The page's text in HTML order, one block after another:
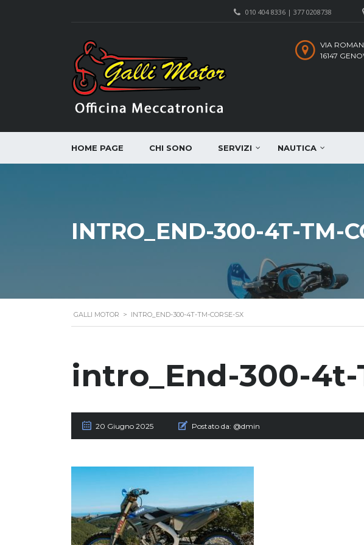
010 404 8336 | 377 0208738
VIA
16147
HOME PAGE CHI SONO SERVIZI NAUTICA
INTRO_END-300-4T-TM-
GALLI MOTOR > INTRO_END-300-4T-TM-CORSE-SX
intro_End-300-4t-
20 Giugno 2025 Postato da: @dmin